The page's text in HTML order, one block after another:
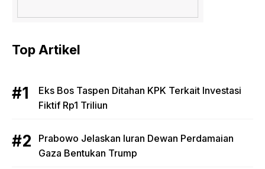
Top Artikel
Eks Bos Taspen Ditahan KPK Terkait Investasi
Fiktif Rp1 Triliun
Prabowo Jelaskan Iuran Dewan Perdamaian
Gaza Bentukan Trump